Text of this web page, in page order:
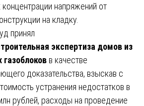
концентрации напряжений от
на кладку.
принял
экспертиза домов из
в качестве
доказательства, взыскав с
устранения недостатков в
рублей, расходы на проведение